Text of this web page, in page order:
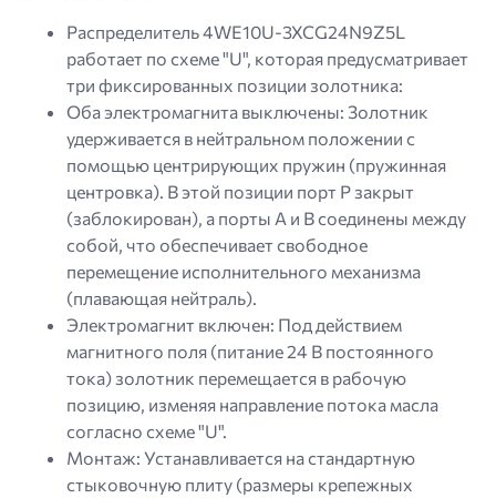
Распределитель 4WE10U-3XCG24N9Z5L
работает по схеме "U", которая предусматривает
три фиксированных позиции золотника:
Оба электромагнита выключены: Золотник
удерживается в нейтральном положении с
помощью центрирующих пружин (пружинная
центровка). В этой позиции порт P закрыт
(заблокирован), а порты A и B соединены между
собой, что обеспечивает свободное
перемещение исполнительного механизма
(плавающая нейтраль).
Электромагнит включен: Под действием
магнитного поля (питание 24 В постоянного
тока) золотник перемещается в рабочую
позицию, изменяя направление потока масла
согласно схеме "U".
Монтаж: Устанавливается на стандартную
стыковочную плиту (размеры крепежных